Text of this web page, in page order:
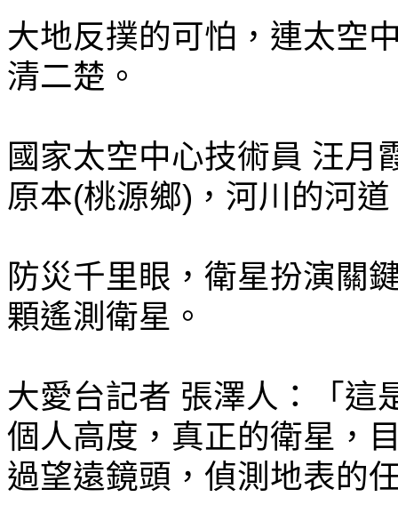
大地反撲的可怕，連太空
清二楚。
國家太空中心技術員 汪月
原本(桃源鄉)，河川的河
防災千里眼，衛星扮演關
顆遙測衛星。
大愛台記者 張澤人：「這
個人高度，真正的衛星，
過望遠鏡頭，偵測地表的